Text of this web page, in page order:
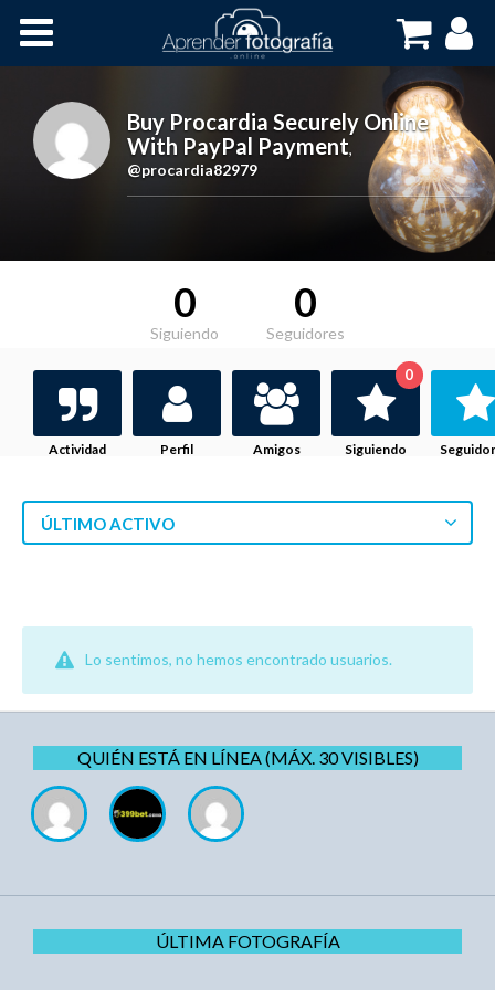
Cursos OnLine
Buy Procardia Securely Online
With PayPal Payment,
@procardia82979
0
Siguiendo
0
Seguidores
Actividad Perfil Amigos Siguiendo
0
ÚLTIMO ACTIVO
Lo sentimos, no hemos encontrado usuarios.
QUIÉN ESTÁ EN LÍNEA (MÁX. 30 VISIBLES)
ÚLTIMA FOTOGRAFÍA